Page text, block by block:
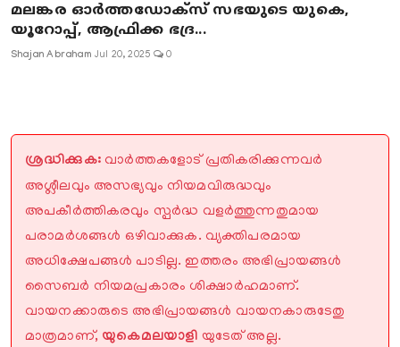
മലങ്കര ഓർത്തഡോക്സ് സഭയുടെ യുകെ,
യൂറോപ്പ്, ആഫ്രിക്ക ഭദ്ര...
Shajan Abraham Jul 20, 2025 0
ശ്രദ്ധിക്കുക: വാർത്തകളോട് പ്രതികരിക്കുന്നവർ
അശ്ലീലവും അസഭ്യവും നിയമവിരുദ്ധവും
അപകീർത്തികരവും സ്പർദ്ധ വളർത്തുന്നതുമായ
പരാമർശങ്ങൾ ഒഴിവാക്കുക. വ്യക്തിപരമായ
അധിക്ഷേപങ്ങൾ പാടില്ല. ഇത്തരം അഭിപ്രായങ്ങൾ
സൈബർ നിയമപ്രകാരം ശിക്ഷാർഹമാണ്.
വായനക്കാരുടെ അഭിപ്രായങ്ങൾ വായനകാരുടേതു
മാത്രമാണ്, യുകെമലയാളി യുടേത് അല്ല.